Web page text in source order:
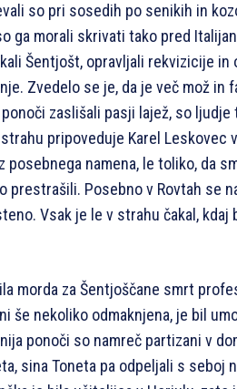
so pri sosedih po senikih in
ga morali skrivati tako pred
Šentjošt, opravljali rekvizicije in
Zvedelo se je, da je več mož in
zaslišali pasji lajež, so ljudje
pripoveduje Karel Leskovec
namena, le toliko, da
prestrašili. Posebno v Rovtah se
Vsak je le v strahu čakal, kdaj
morda za Šentjoščane smrt
še nekoliko odmaknjena, je bil
ponoči so namreč partizani v
sina Toneta pa odpeljali s seboj